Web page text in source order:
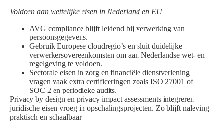
Voldoen aan wettelijke eisen in Nederland en EU
AVG compliance blijft leidend bij verwerking van
persoonsgegevens.
Gebruik Europese cloudregio’s en sluit duidelijke
verwerkersovereenkomsten om aan Nederlandse wet- en
regelgeving te voldoen.
Sectorale eisen in zorg en financiële dienstverlening
vragen vaak extra certificeringen zoals ISO 27001 of
SOC 2 en periodieke audits.
Privacy by design en privacy impact assessments integreren
juridische eisen vroeg in opschalingsprojecten. Zo blijft naleving
praktisch en schaalbaar.